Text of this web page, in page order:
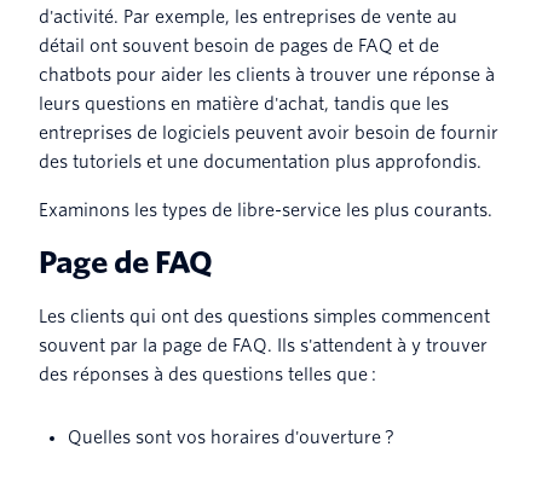
d'activité. Par exemple, les entreprises de vente au
détail ont souvent besoin de pages de FAQ et de
chatbots pour aider les clients à trouver une réponse à
leurs questions en matière d'achat, tandis que les
entreprises de logiciels peuvent avoir besoin de fournir
des tutoriels et une documentation plus approfondis.
Examinons les types de libre-service les plus courants.
Page de FAQ
Les clients qui ont des questions simples commencent
souvent par la page de FAQ. Ils s'attendent à y trouver
des réponses à des questions telles que :
Quelles sont vos horaires d'ouverture ?